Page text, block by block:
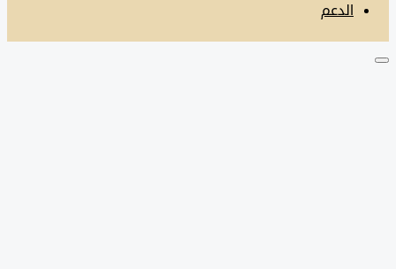
الدعم